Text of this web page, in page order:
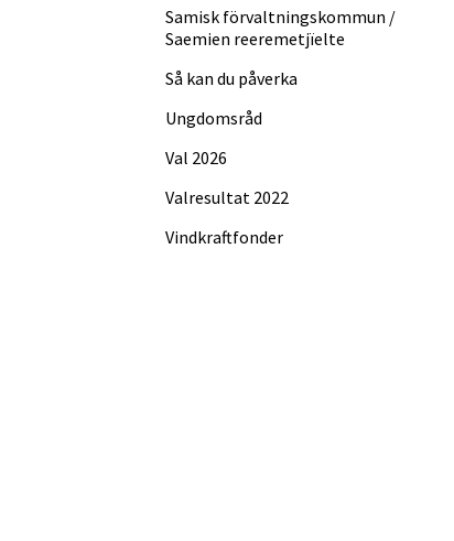
Samisk förvalt­nings­kommun /
Saemien reere­met­jïelte
Så kan du påverka
Ungdomsråd
Val 2026
Valresultat 2022
Vindkraftfonder